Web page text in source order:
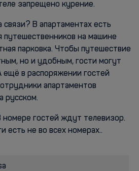
запрещено курение.
связи? В апартаментах есть
путешественников на машине
парковка. Чтобы путешествие
но и удобным, гости могут
ещё в распоряжении гостей
апартаментов
русском.
номере гостей ждут телевизор.
есть не во всех номерах..